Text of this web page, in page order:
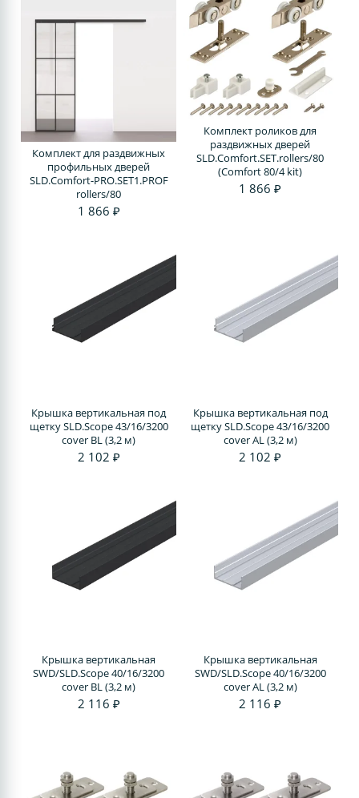
Комплект для раздвижных
профильных дверей
SLD.Comfort-PRO.SET1.PROF
rollers/80
1 866 ₽
Комплект роликов для
раздвижных дверей
SLD.Comfort.SET.rollers/80
(Comfort 80/4 kit)
1 866 ₽
Крышка вертикальная под
щетку SLD.Scope 43/16/3200
cover BL (3,2 м)
2 102 ₽
Крышка вертикальная под
щетку SLD.Scope 43/16/3200
cover AL (3,2 м)
2 102 ₽
Крышка вертикальная
SWD/SLD.Scope 40/16/3200
cover BL (3,2 м)
2 116 ₽
Крышка вертикальная
SWD/SLD.Scope 40/16/3200
cover AL (3,2 м)
2 116 ₽